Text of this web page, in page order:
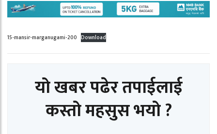
15-mansir-marganugami-200 Download
यो खबर पढेर तपाईलाई
कस्तो महसुस भयो ?